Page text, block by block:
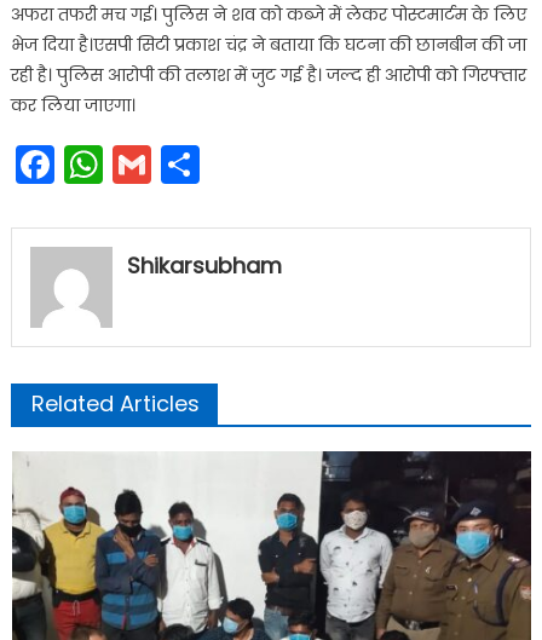
अफरा तफरी मच गई। पुलिस ने शव को कब्जे में लेकर पोस्टमार्टम के लिए
भेज दिया है।एसपी सिटी प्रकाश चंद्र ने बताया कि घटना की छानबीन की जा
रही है। पुलिस आरोपी की तलाश में जुट गई है। जल्द ही आरोपी को गिरफ्तार
कर लिया जाएगा।
Facebook
WhatsApp
GmailShare
Shikarsubham
Related Articles